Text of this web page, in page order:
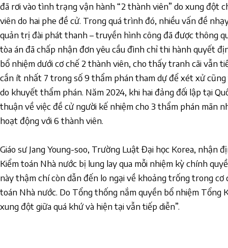
đã rơi vào tình trạng vận hành “2 thành viên” do xung đột
viên do hai phe đề cử. Trong quá trình đó, nhiều vấn đề
quản trị đài phát thanh – truyền hình công đã được thông
tòa án đã chấp nhận đơn yêu cầu đình chỉ thi hành quyết
bổ nhiệm dưới cơ chế 2 thành viên, cho thấy tranh cãi vẫn
cần ít nhất 7 trong số 9 thẩm phán tham dự để xét xử
do khuyết thẩm phán. Năm 2024, khi hai đảng đối lập tại
thuận về việc đề cử người kế nhiệm cho 3 thẩm phán mãn
hoạt động với 6 thành viên.
Giáo sư Jang Young-soo, Trường Luật Đại học Korea, nhận
Kiểm toán Nhà nước bị lung lay qua mỗi nhiệm kỳ chính
này thậm chí còn dẫn đến lo ngại về khoảng trống trong cơ
toán Nhà nước. Do Tổng thống nắm quyền bổ nhiệm Tổng
xung đột giữa quá khứ và hiện tại vẫn tiếp diễn”.